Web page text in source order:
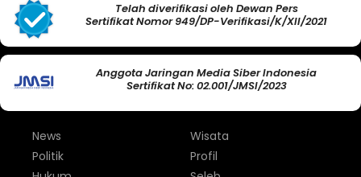
Telah diverifikasi oleh Dewan Pers
Sertifikat Nomor 949/DP-Verifikasi/K/XII/2021
Anggota Jaringan Media Siber Indonesia
Sertifikat No: 02.001/JMSI/2023
News
Politik
Wisata
Profil